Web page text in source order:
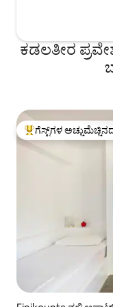
ಕಡಲತೀರ
ಗೆಸ್ಟ್‌ಗಳಿಗೆ ಅತಿ ಹೆಚ್ಚು
ಗೆಸ್ಟ್‌ಗಳ